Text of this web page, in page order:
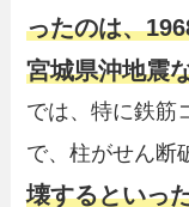
ったのは、
宮城県沖地震
では、特に鉄筋
で、柱がせん断
壊するといっ